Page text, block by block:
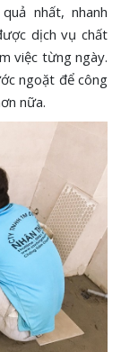
nhất, nhanh
dịch vụ chất
việc từng ngày.
ngoặt để công
nữa.